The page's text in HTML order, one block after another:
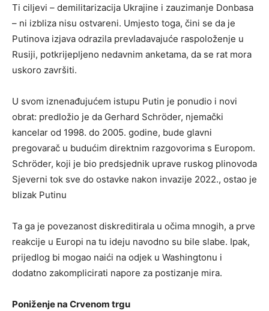
Ti ciljevi – demilitarizacija Ukrajine i zauzimanje Donbasa
– ni izbliza nisu ostvareni. Umjesto toga, čini se da je
Putinova izjava odrazila prevladavajuće raspoloženje u
Rusiji, potkrijepljeno nedavnim anketama, da se rat mora
uskoro završiti.
U svom iznenađujućem istupu Putin je ponudio i novi
obrat: predložio je da Gerhard Schröder, njemački
kancelar od 1998. do 2005. godine, bude glavni
pregovarač u budućim direktnim razgovorima s Europom.
Schröder, koji je bio predsjednik uprave ruskog plinovoda
Sjeverni tok sve do ostavke nakon invazije 2022., ostao je
blizak Putinu
Ta ga je povezanost diskreditirala u očima mnogih, a prve
reakcije u Europi na tu ideju navodno su bile slabe. Ipak,
prijedlog bi mogao naići na odjek u Washingtonu i
dodatno zakomplicirati napore za postizanje mira.
Poniženje na Crvenom trgu